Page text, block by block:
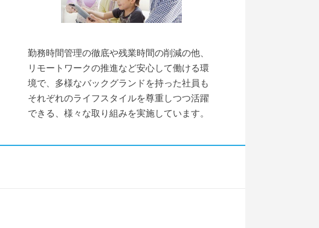
勤務時間管理の徹底や残業時間の削減の他、
リモートワークの推進など安心して働ける環
境で、多様なバックグランドを持った社員も
それぞれのライフスタイルを尊重しつつ活躍
できる、様々な取り組みを実施しています。